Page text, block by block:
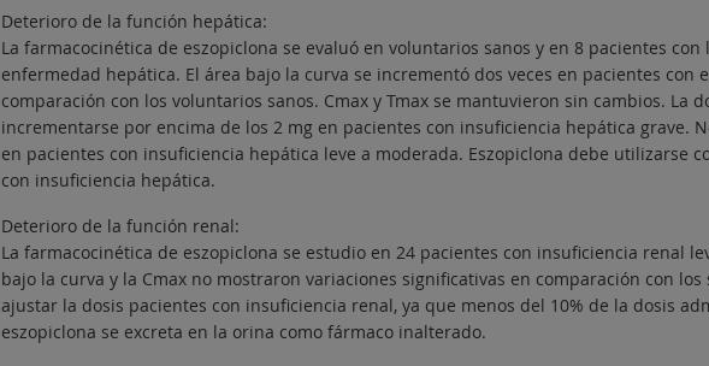
Deterioro de la función hepática:
La farmacocinética de eszopiclona se evaluó en voluntarios sanos y en 8 pacientes con
enfermedad hepática. El área bajo la curva se incrementó dos veces en pacientes con
comparación con los voluntarios sanos. Cmax y Tmax se mantuvieron sin cambios. La
incrementarse por encima de los 2 mg en pacientes con insuficiencia hepática grave.
en pacientes con insuficiencia hepática leve a moderada. Eszopiclona debe utilizarse
con insuficiencia hepática.
Deterioro de la función renal:
La farmacocinética de eszopiclona se estudio en 24 pacientes con insuficiencia renal
bajo la curva y la Cmax no mostraron variaciones significativas en comparación con los
ajustar la dosis pacientes con insuficiencia renal, ya que menos del 10% de la dosis
eszopiclona se excreta en la orina como fármaco inalterado.